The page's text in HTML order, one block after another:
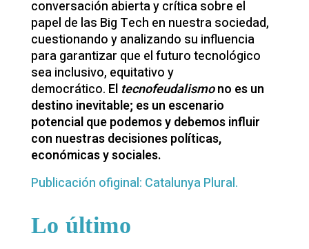
conversación abierta y crítica sobre el
papel de las Big Tech en nuestra sociedad,
cuestionando y analizando su influencia
para garantizar que el futuro tecnológico
sea inclusivo, equitativo y
democrático. El tecnofeudalismono es un
destino inevitable; es un escenario
potencial que podemos y debemos influir
con nuestras decisiones políticas,
económicas y sociales.
Publicación ofiginal: Catalunya Plural.
Lo último